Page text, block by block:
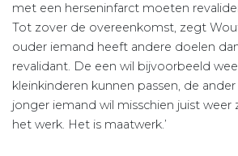
met een herseninfarct moeten
Tot zover de overeenkomst, zegt
ouder iemand heeft andere doelen
revalidant. De een wil bijvoorbeeld
kleinkinderen kunnen passen, de
jonger iemand wil misschien juist weer
het werk. Het is maatwerk.’